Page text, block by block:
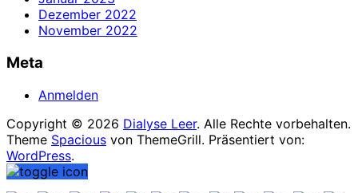
Dezember 2022
November 2022
Meta
Anmelden
Copyright © 2026 Dialyse Leer. Alle Rechte vorbehalten.
Theme Spacious von ThemeGrill. Präsentiert von:
WordPress.